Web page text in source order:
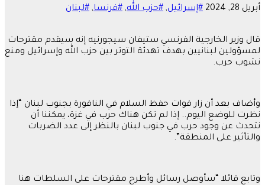
أبريل 28, 2024 #إسرائيل, #حزب الله, #فرنسا, #لبنان
قال وزير الخارجية الفرنسي ستيفان سيجورنيه إنه سيقدم مقترحات
لمسؤولين لبنانيين بهدف تهدئة التوتر بين حزب الله وإسرائيل ومنع
نشوب حرب.
وأضاف بعد أن زار قوات حفظ السلام في الناقورة بجنوب لبنان “إذا
نظرت للوضع اليوم.. إذا لم تكن هناك حرب في غزة، يمكننا أن
نتحدث عن وجود حرب في جنوب لبنان بالنظر إلى عدد الضربات
والتأثير على المنطقة”.
وتابع قائلا “سأوصل رسائل وأطرح مقترحات على السلطات هنا